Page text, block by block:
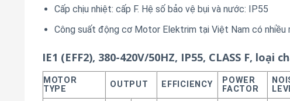
Cấp chịu nhiệt: cấp F. Hệ số bảo vệ bụi và nước: IP55
Công suất động cơ Motor Elektrim tại Việt Nam có
IE1 (EFF2), 380-420V/50HZ, IP55, CLASS F, loại
MOTOR
TYPE
OUTPUT EFFICIENCY
POWER
FACTOR